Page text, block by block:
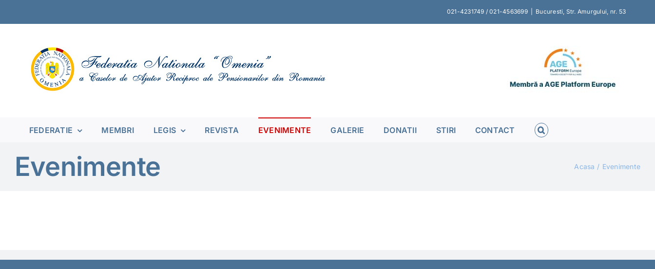
021-4231749 / 021-4563699 Bucuresti, Str. Amurgului, nr. 53
FEDERATIE MEMBRI LEGIS REVISTA EVENIMENTE GALERIE DONATII STIRI CONTACT
Evenimente Acasa Evenimente